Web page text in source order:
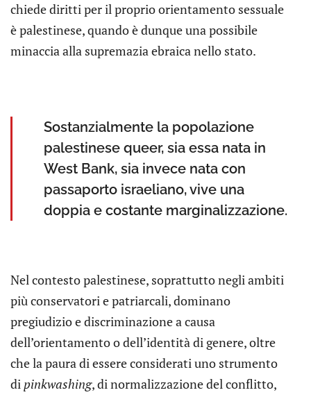
chiede diritti per il proprio orientamento sessuale
è palestinese, quando è dunque una possibile
minaccia alla supremazia ebraica nello stato.
Sostanzialmente la popolazione
palestinese queer, sia essa nata in
West Bank, sia invece nata con
passaporto israeliano, vive una
doppia e costante marginalizzazione.
Nel contesto palestinese, soprattutto negli ambiti
più conservatori e patriarcali, dominano
pregiudizio e discriminazione a causa
dell’orientamento o dell’identità di genere, oltre
che la paura di essere considerati uno strumento
di pinkwashing, di normalizzazione del conflitto,